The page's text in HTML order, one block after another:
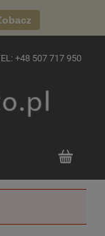
+48 507 717 950